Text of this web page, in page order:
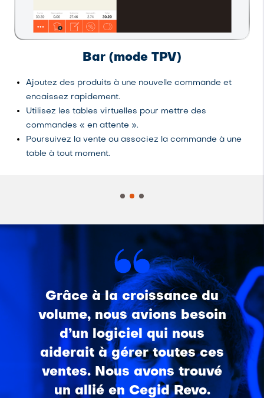
Bar (mode TPV)
Ajoutez des produits à une nouvelle commande et
encaissez rapidement.
Utilisez les tables virtuelles pour mettre des
commandes « en attente ».
Poursuivez la vente ou associez la commande à une
table à tout moment.
Grâce à la croissance du
volume, nous avions besoin
d’un logiciel qui nous
aiderait à gérer toutes ces
ventes. Nous avons trouvé
un allié en Cegid Revo.